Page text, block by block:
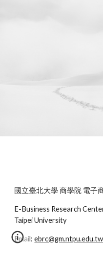
國立臺北大學 商學院 電子
E-Business Research
Taipei University
Email:ebrc@gm.ntpu.edu.tw